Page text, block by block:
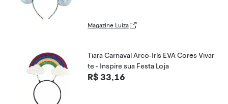
Magazine Luiza
Tiara Carnaval Arco-Irís EVA Cores Vivar
te - Inspire sua Festa Loja
R$ 33,16